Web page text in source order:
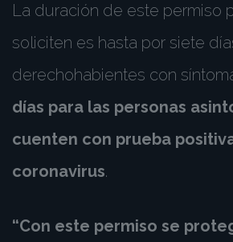
La duración de este permiso
soliciten es hasta por siete
derechohabientes con
días para las personas
cuenten con prueba
coronavirus.
“Con este permiso se